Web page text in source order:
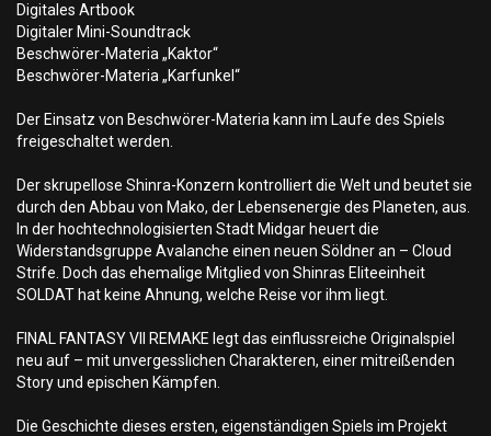
Digitales Artbook
Digitaler Mini-Soundtrack
Beschwörer-Materia „Kaktor“
Beschwörer-Materia „Karfunkel“
Der Einsatz von Beschwörer-Materia kann im Laufe des Spiels
freigeschaltet werden.
Der skrupellose Shinra-Konzern kontrolliert die Welt und beutet sie
durch den Abbau von Mako, der Lebensenergie des Planeten, aus.
In der hochtechnologisierten Stadt Midgar heuert die
Widerstandsgruppe Avalanche einen neuen Söldner an – Cloud
Strife. Doch das ehemalige Mitglied von Shinras Eliteeinheit
SOLDAT hat keine Ahnung, welche Reise vor ihm liegt.
FINAL FANTASY VII REMAKE legt das einflussreiche Originalspiel
neu auf – mit unvergesslichen Charakteren, einer mitreißenden
Story und epischen Kämpfen.
Die Geschichte dieses ersten, eigenständigen Spiels im Projekt